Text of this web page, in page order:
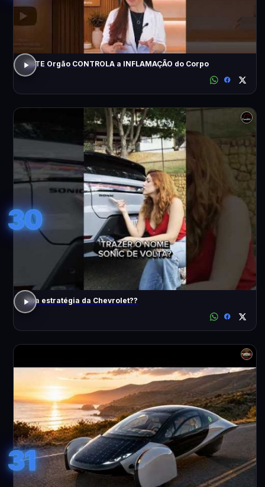
ESTE Orgão CONTROLA a INFLAMAÇÃO do Corpo
30
Boa estratégia da Chevrolet??
31